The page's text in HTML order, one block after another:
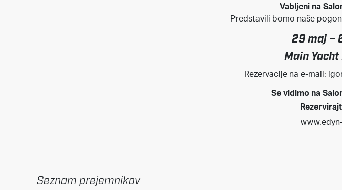
Vabljeni na
Predstavili bomo naše
29 maj –
Main
Rezervacije na e-mail:
Se vidimo na
Seznam prejemnikov